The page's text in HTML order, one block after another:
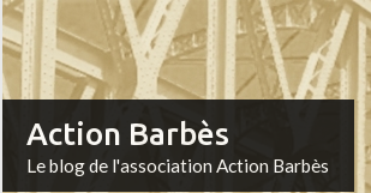
Action Barbès
Le blog de l'association Action Barbès